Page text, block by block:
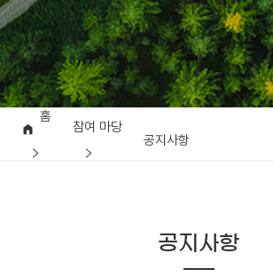
홈
참여 마당
공지사항
공지사항